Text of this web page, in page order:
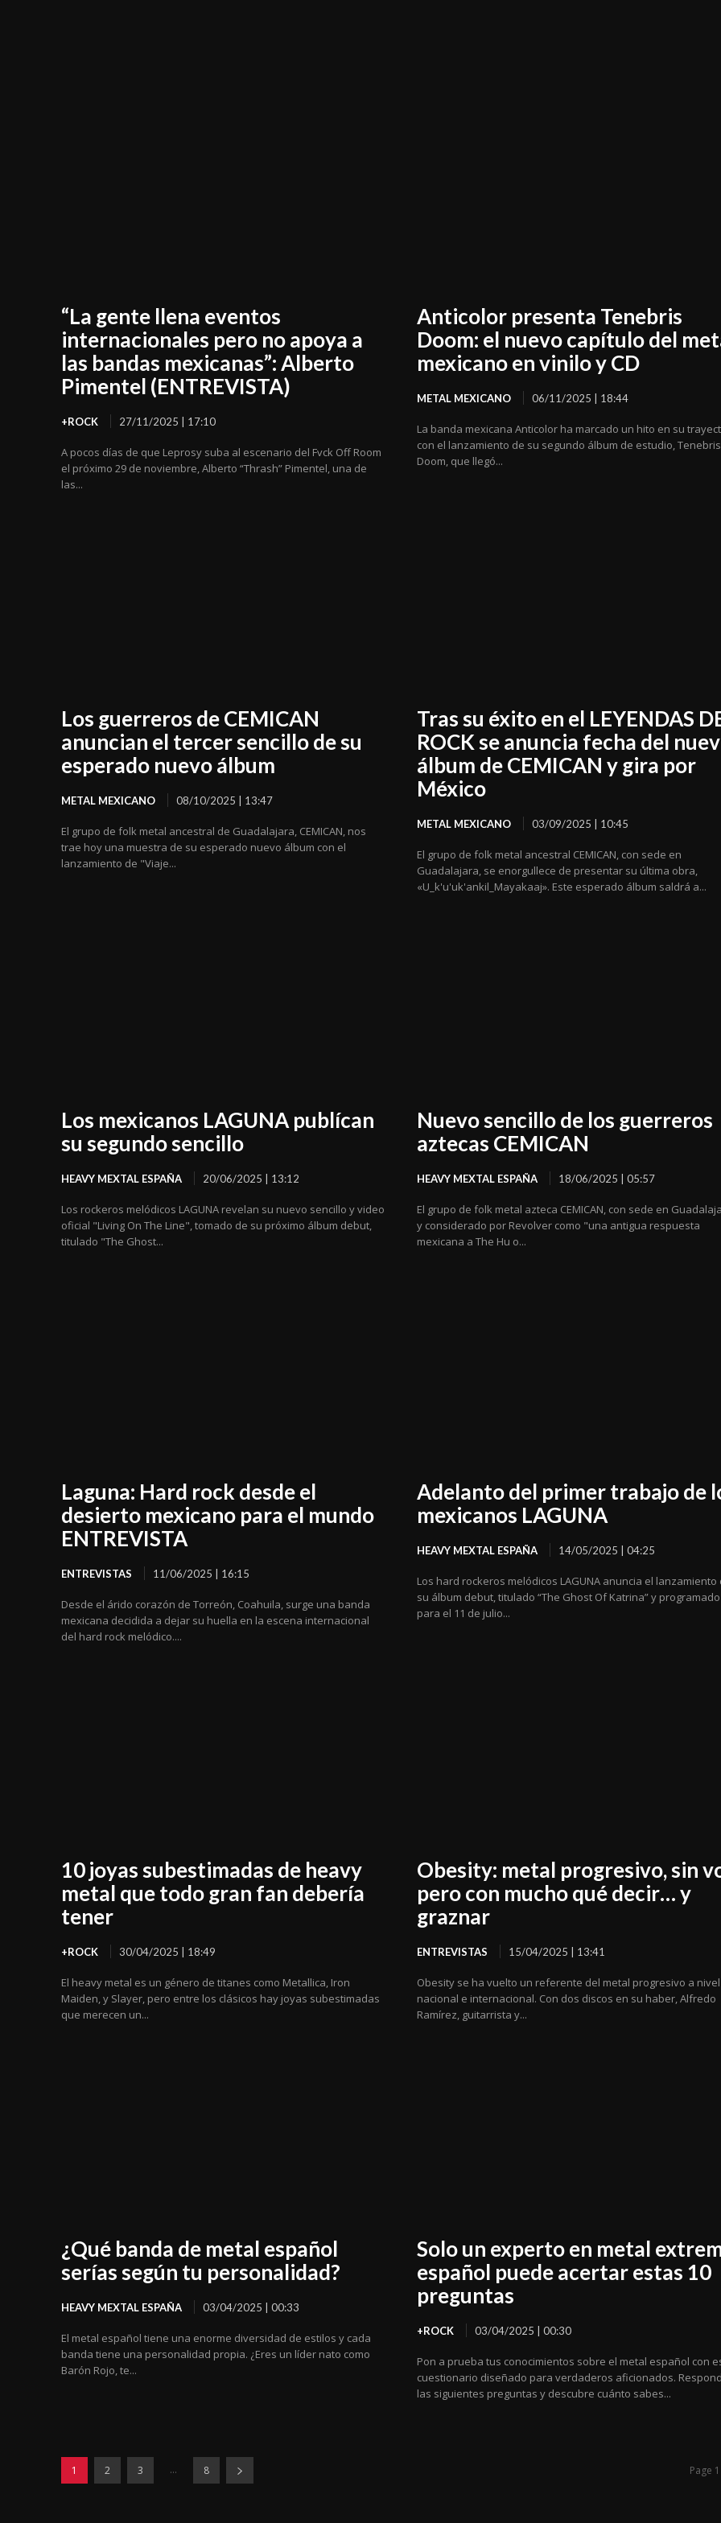
“La gente llena eventos
internacionales pero no apoya a
las bandas mexicanas”: Alberto
Pimentel (ENTREVISTA)
+ROCK 27/11/2025 | 17:10
A pocos días de que Leprosy suba al escenario del Fvck Off Room
el próximo 29 de noviembre, Alberto “Thrash” Pimentel, una de
las...
Anticolor presenta Tenebris
Doom: el nuevo capítulo del
mexicano en vinilo y CD
METAL MEXICANO 06/11/2025 | 18:44
La banda mexicana Anticolor ha marcado un hito en su
con el lanzamiento de su segundo álbum de estudio, Tenebris
Doom, que llegó...
Los guerreros de CEMICAN
anuncian el tercer sencillo de su
esperado nuevo álbum
METAL MEXICANO 08/10/2025 | 13:47
El grupo de folk metal ancestral de Guadalajara, CEMICAN, nos
trae hoy una muestra de su esperado nuevo álbum con el
lanzamiento de "Viaje...
Tras su éxito en el LEYENDAS
ROCK se anuncia fecha del
álbum de CEMICAN y gira por
México
METAL MEXICANO 03/09/2025 | 10:45
El grupo de folk metal ancestral CEMICAN, con sede en
Guadalajara, se enorgullece de presentar su última obra,
«U_k'u'uk'ankil_Mayakaaj». Este esperado álbum saldrá a...
Los mexicanos LAGUNA publícan
su segundo sencillo
HEAVY MEXTAL ESPAÑA 20/06/2025 | 13:12
Los rockeros melódicos LAGUNA revelan su nuevo sencillo y video
oficial "Living On The Line", tomado de su próximo álbum debut,
titulado "The Ghost...
Nuevo sencillo de los guerreros
aztecas CEMICAN
HEAVY MEXTAL ESPAÑA 18/06/2025 | 05:57
El grupo de folk metal azteca CEMICAN, con sede en
y considerado por Revolver como "una antigua respuesta
mexicana a The Hu o...
Laguna: Hard rock desde el
desierto mexicano para el mundo
ENTREVISTA
ENTREVISTAS 11/06/2025 | 16:15
Desde el árido corazón de Torreón, Coahuila, surge una banda
mexicana decidida a dejar su huella en la escena internacional
del hard rock melódico....
Adelanto del primer trabajo de
mexicanos LAGUNA
HEAVY MEXTAL ESPAÑA 14/05/2025 | 04:25
Los hard rockeros melódicos LAGUNA anuncia el lanzamiento
su álbum debut, titulado “The Ghost Of Katrina” y programado
para el 11 de julio...
10 joyas subestimadas de heavy
metal que todo gran fan debería
tener
+ROCK 30/04/2025 | 18:49
El heavy metal es un género de titanes como Metallica, Iron
Maiden, y Slayer, pero entre los clásicos hay joyas subestimadas
que merecen un...
Obesity: metal progresivo, sin
pero con mucho qué decir… y
graznar
ENTREVISTAS 15/04/2025 | 13:41
Obesity se ha vuelto un referente del metal progresivo a nivel
nacional e internacional. Con dos discos en su haber, Alfredo
Ramírez, guitarrista y...
¿Qué banda de metal español
serías según tu personalidad?
HEAVY MEXTAL ESPAÑA 03/04/2025 | 00:33
El metal español tiene una enorme diversidad de estilos y cada
banda tiene una personalidad propia. ¿Eres un líder nato como
Barón Rojo, te...
Solo un experto en metal
español puede acertar estas 10
preguntas
+ROCK 03/04/2025 | 00:30
Pon a prueba tus conocimientos sobre el metal español con
cuestionario diseñado para verdaderos aficionados.
las siguientes preguntas y descubre cuánto sabes...
1 2 3 ... 8 Page